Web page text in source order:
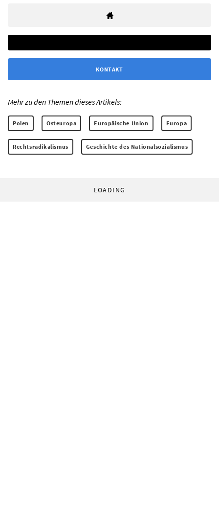
KONTAKT
Mehr zu den Themen dieses Artikels:
Polen Osteuropa Europäische Union Europa
Rechtsradikalismus Geschichte des Nationalsozialismus
LOADING